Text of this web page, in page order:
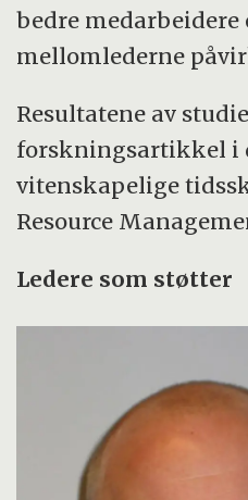
bedre
mellomlederne
Resultatene av
forskningsartikkel i
vitenskapelige
Resource
Ledere som støtter